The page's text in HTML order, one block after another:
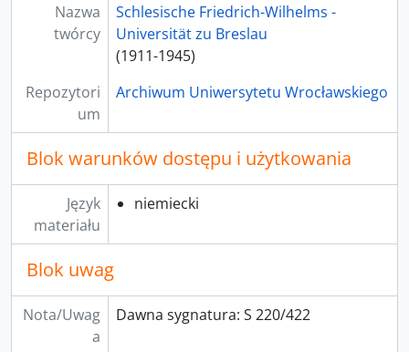
Nazwa
twórcy
Schlesische Friedrich-Wilhelms -
Universität zu Breslau
(1911-1945)
Repozytori
um
Archiwum Uniwersytetu Wrocławskiego
Blok warunków dostępu i użytkowania
Język
materiału
niemiecki
Blok uwag
Nota/Uwag
a
Dawna sygnatura: S 220/422